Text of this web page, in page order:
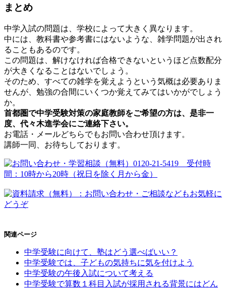
まとめ
中学入試の問題は、学校によって大きく異なります。
中には、教科書や参考書にはないような、雑学問題が出され
ることもあるのです。
この問題は、解けなければ合格できないというほど点数配分
が大きくなることはないでしょう。
そのため、すべての雑学を覚えようという気概は必要ありま
せんが、勉強の合間にいくつか覚えてみてはいかがでしょう
か。
首都圏で中学受験対策の家庭教師をご希望の方は、是非一
度、代々木進学会にご連絡下さい。
お電話・メールどちらでもお問い合わせ頂けます。
講師一同、お待ちしております。
関連ページ
中学受験に向けて、塾はどう選べばいい？
中学受験では、子どもの気持ちに気を付けよう
中学受験の午後入試について考える
中学受験で算数１科目入試が採用される背景にはどん